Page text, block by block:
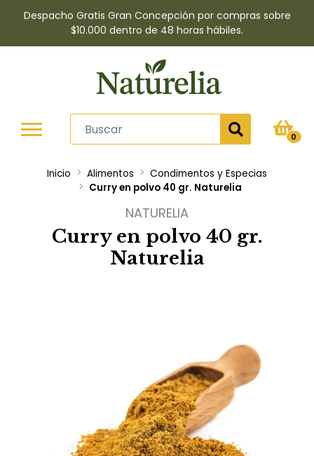
Despacho Gratis Gran Concepción por compras sobre
$10.000 dentro de 48 horas hábiles.
0
Inicio Alimentos
Condimentos y Especias
Curry en polvo 40 gr. Naturelia
NATURELIA
Curry en polvo 40 gr.
Naturelia